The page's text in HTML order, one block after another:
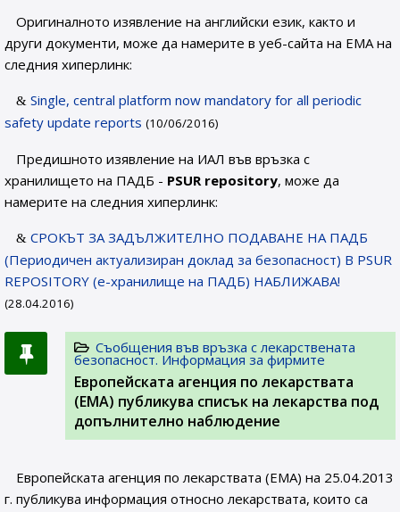
Оригиналното изявление на английски език, както и
други документи, може да намерите в уеб-сайта на ЕМА на
следния хиперлинк:
Single, central platform now mandatory for all periodic
safety update reports (10/06/2016)
Предишното изявление на ИАЛ във връзка с
хранилището на ПАДБ - PSUR repository, може да
намерите на следния хиперлинк:
СРОКЪТ ЗА ЗАДЪЛЖИТЕЛНО ПОДАВАНЕ НА ПАДБ
(Периодичен актуализиран доклад за безопасност) В PSUR
REPOSITORY (е-хранилище на ПАДБ) НАБЛИЖАВА!
(28.04.2016)
Съобщения във връзка с лекарствената
безопасност. Информация за фирмите
Европейската агенция по лекарствата
(ЕМА) публикува списък на лекарства под
допълнително наблюдение
Европейската агенция по лекарствата (ЕМА) на 25.04.2013
г. публикува информация относно лекарствата, които са